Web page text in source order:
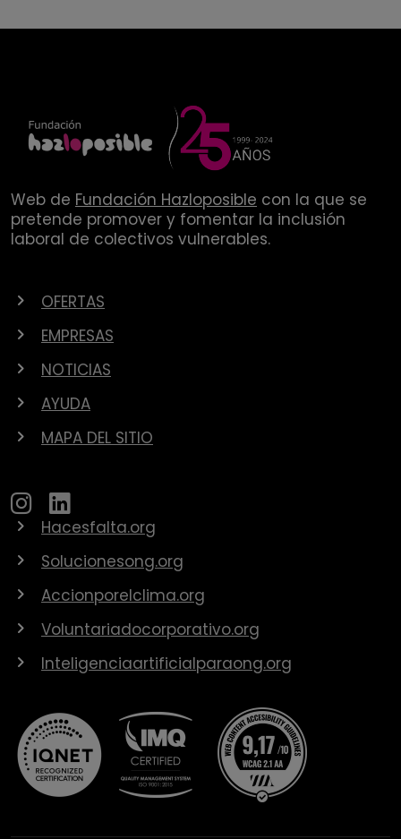
Web de Fundación Hazloposible con la que se
pretende promover y fomentar la inclusión
laboral de colectivos vulnerables.
OFERTAS
EMPRESAS
NOTICIAS
AYUDA
MAPA DEL SITIO
Hacesfalta.org
Solucionesong.org
Accionporelclima.org
Voluntariadocorporativo.org
Inteligenciaartificialparaong.org